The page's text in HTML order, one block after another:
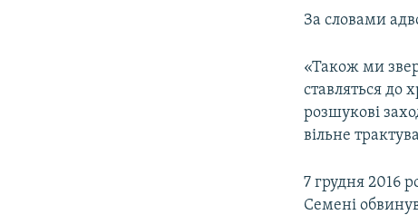
За словами
«Також ми
ставляться до
розшукові
вільне
7 грудня 2016
Семені